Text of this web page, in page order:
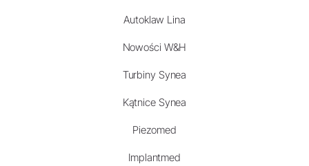
Autoklaw Lina
Nowości W&H
Turbiny Synea
Kątnice Synea
Piezomed
Implantmed